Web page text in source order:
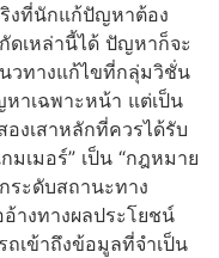
ริงที่นักแก้ปัญหาต้อง
ดเหล่านี้ได้ ปัญหาก็จะ
ทางแก้ไขที่กลุ่มวิชั่น
าเฉพาะหน้า แต่เป็น
งเสาหลักที่ควรได้รับ
เมอร์” เป็น “กฎหมาย
ระดับสถานะทาง
างทางผลประโยชน์
เข้าถึงข้อมูลที่จำเป็น